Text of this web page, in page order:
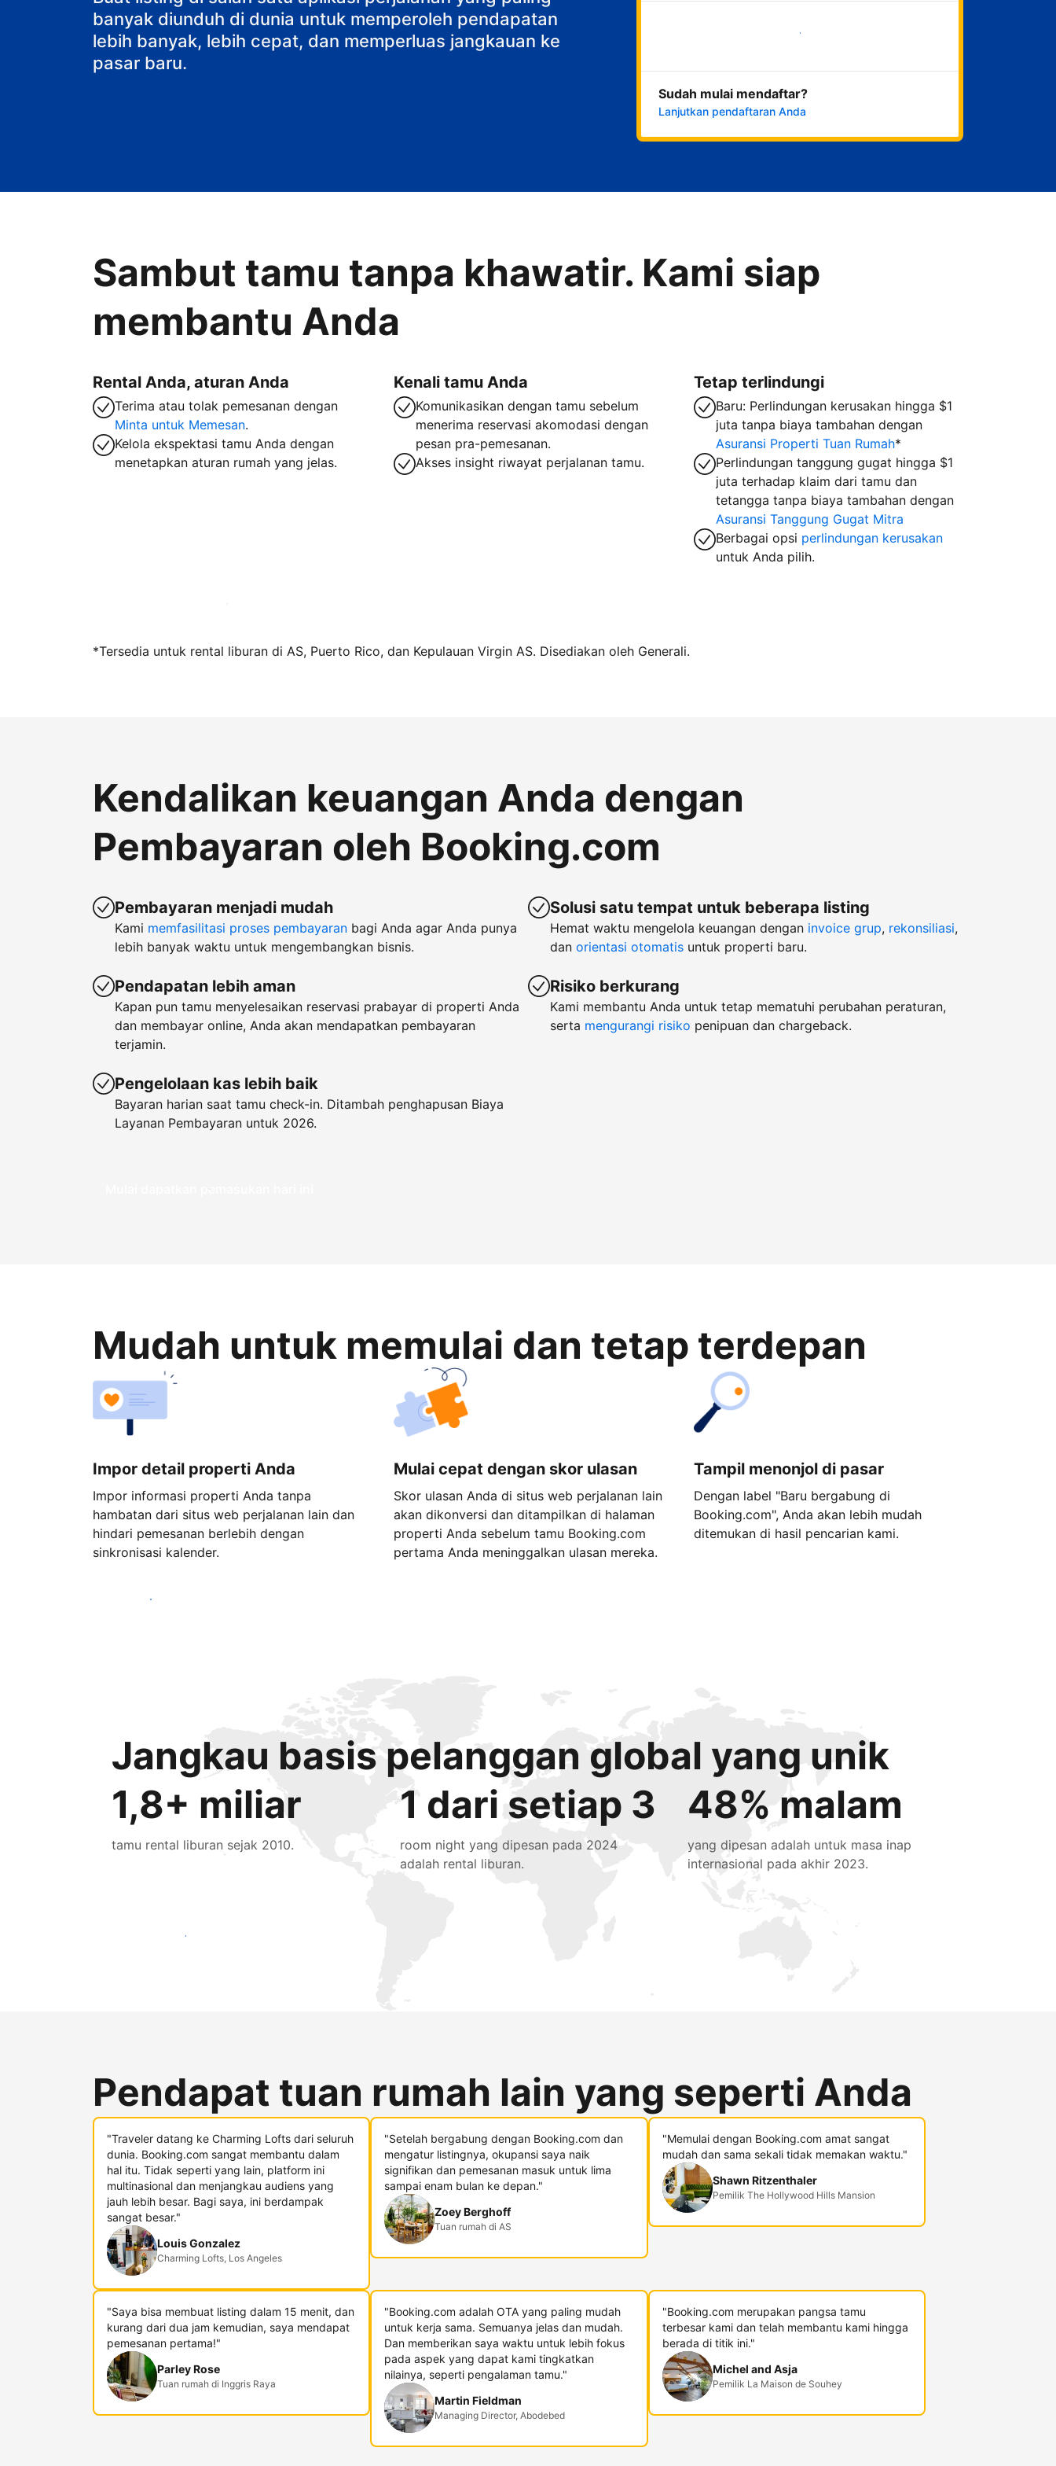
banyak diunduh di dunia untuk memperoleh pendapatan
lebih banyak, lebih cepat, dan memperluas jangkauan ke
pasar baru.
Mulai sekarang
Sudah mulai mendaftar?
Lanjutkan pendaftaran Anda
Sambut tamu tanpa khawatir. Kami siap
membantu Anda
Rental Anda, aturan Anda
Terima atau tolak pemesanan dengan
Minta untuk Memesan.
Kelola ekspektasi tamu Anda dengan
menetapkan aturan rumah yang jelas.
Kenali tamu Anda
Komunikasikan dengan tamu sebelum
menerima reservasi akomodasi dengan
pesan pra-pemesanan.
Akses insight riwayat perjalanan tamu.
Tetap terlindungi
Baru: Perlindungan kerusakan hingga $1
juta tanpa biaya tambahan dengan
Asuransi Properti Tuan Rumah*
Perlindungan tanggung gugat hingga $1
juta terhadap klaim dari tamu dan
tetangga tanpa biaya tambahan dengan
Asuransi Tanggung Gugat Mitra
Berbagai opsi perlindungan kerusakan
untuk Anda pilih.
Jadi tuan rumah bersama kami sekarang
*Tersedia untuk rental liburan di AS, Puerto Rico, dan Kepulauan Virgin AS. Disediakan oleh Generali.
Kendalikan keuangan Anda dengan
Pembayaran oleh Booking.com
Pembayaran menjadi mudah
Kami memfasilitasi proses pembayaran bagi Anda agar Anda punya
lebih banyak waktu untuk mengembangkan bisnis.
Pendapatan lebih aman
Kapan pun tamu menyelesaikan reservasi prabayar di properti Anda
dan membayar online, Anda akan mendapatkan pembayaran
terjamin.
Pengelolaan kas lebih baik
Bayaran harian saat tamu check-in. Ditambah penghapusan Biaya
Layanan Pembayaran untuk 2026.
Solusi satu tempat untuk beberapa listing
Hemat waktu mengelola keuangan dengan invoice grup, rekonsiliasi,
dan orientasi otomatis untuk properti baru.
Risiko berkurang
Kami membantu Anda untuk tetap mematuhi perubahan peraturan,
serta mengurangi risiko penipuan dan chargeback.
Mulai dapatkan pemasukan hari ini
Mudah untuk memulai dan tetap terdepan
Impor detail properti Anda
Impor informasi properti Anda tanpa
hambatan dari situs web perjalanan lain dan
hindari pemesanan berlebih dengan
sinkronisasi kalender.
Mulai cepat dengan skor ulasan
Skor ulasan Anda di situs web perjalanan lain
akan dikonversi dan ditampilkan di halaman
properti Anda sebelum tamu Booking.com
pertama Anda meninggalkan ulasan mereka.
Tampil menonjol di pasar
Dengan label "Baru bergabung di
Booking.com", Anda akan lebih mudah
ditemukan di hasil pencarian kami.
Mulai sekarang
Jangkau basis pelanggan global yang unik
1,8+ miliar
tamu rental liburan sejak 2010.
1 dari setiap 3
room night yang dipesan pada 2024
adalah rental liburan.
48% malam
yang dipesan adalah untuk masa inap
internasional pada akhir 2023.
Jangkau tamu baru hari ini
Pendapat tuan rumah lain yang seperti Anda
"Traveler datang ke Charming Lofts dari seluruh
dunia. Booking.com sangat membantu dalam
hal itu. Tidak seperti yang lain, platform ini
multinasional dan menjangkau audiens yang
jauh lebih besar. Bagi saya, ini berdampak
sangat besar."
Louis Gonzalez
Charming Lofts, Los Angeles
"Setelah bergabung dengan Booking.com dan
mengatur listingnya, okupansi saya naik
signifikan dan pemesanan masuk untuk lima
sampai enam bulan ke depan."
Zoey Berghoff
Tuan rumah di AS
"Memulai dengan Booking.com amat sangat
mudah dan sama sekali tidak memakan waktu."
Shawn Ritzenthaler
Pemilik The Hollywood Hills Mansion
"Saya bisa membuat listing dalam 15 menit, dan
kurang dari dua jam kemudian, saya mendapat
pemesanan pertama!"
Parley Rose
Tuan rumah di Inggris Raya
"Booking.com adalah OTA yang paling mudah
untuk kerja sama. Semuanya jelas dan mudah.
Dan memberikan saya waktu untuk lebih fokus
pada aspek yang dapat kami tingkatkan
nilainya, seperti pengalaman tamu."
Martin Fieldman
Managing Director, Abodebed
"Booking.com merupakan pangsa tamu
terbesar kami dan telah membantu kami hingga
berada di titik ini."
Michel and Asja
Pemilik La Maison de Souhey